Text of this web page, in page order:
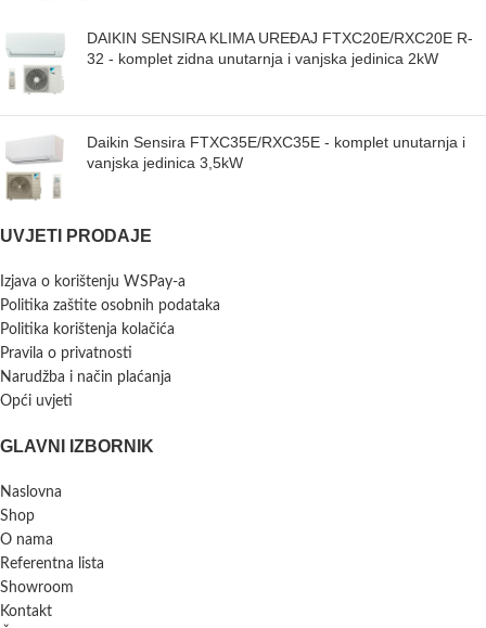
DAIKIN SENSIRA KLIMA UREĐAJ FTXC20E/RXC20E R-
32 - komplet zidna unutarnja i vanjska jedinica 2kW
Daikin Sensira FTXC35E/RXC35E - komplet unutarnja i
vanjska jedinica 3,5kW
UVJETI PRODAJE
Izjava o korištenju WSPay-a
Politika zaštite osobnih podataka
Politika korištenja kolačića
Pravila o privatnosti
Narudžba i način plaćanja
Opći uvjeti
GLAVNI IZBORNIK
Naslovna
Shop
O nama
Referentna lista
Showroom
Kontakt